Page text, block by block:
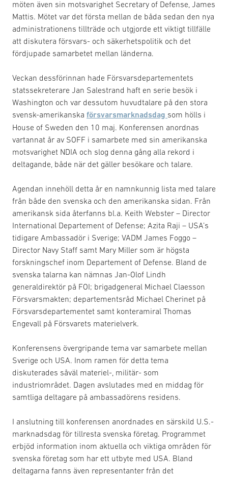
möten även sin motsvarighet Secretary of Defense, James
Mattis. Mötet var det första mellan de båda sedan den nya
administrationens tillträde och utgjorde ett viktigt tillfälle
att diskutera försvars- och säkerhetspolitik och det
fördjupade samarbetet mellan länderna.
Veckan dessförinnan hade Försvarsdepartementets
statssekreterare Jan Salestrand haft en serie besök i
Washington och var dessutom huvudtalare på den stora
svensk-amerikanska försvarsmarknadsdag som hölls i
House of Sweden den 10 maj. Konferensen anordnas
vartannat år av SOFF i samarbete med sin amerikanska
motsvarighet NDIA och slog denna gång alla rekord i
deltagande, både när det gäller besökare och talare.
Agendan innehöll detta år en namnkunnig lista med talare
från både den svenska och den amerikanska sidan. Från
amerikansk sida återfanns bl.a. Keith Webster – Director
International Departement of Defense; Azita Raji – USA’s
tidigare Ambassadör i Sverige; VADM James Foggo –
Director Navy Staff samt Mary Miller som är högsta
forskningschef inom Departement of Defense. Bland de
svenska talarna kan nämnas Jan-Olof Lindh
generaldirektör på FOI; brigadgeneral Michael Claesson
Försvarsmakten; departementsråd Michael Cherinet på
Försvarsdepartementet samt konteramiral Thomas
Engevall på Försvarets materielverk.
Konferensens övergripande tema var samarbete mellan
Sverige och USA. Inom ramen för detta tema
diskuterades såväl materiel-, militär- som
industriområdet. Dagen avslutades med en middag för
samtliga deltagare på ambassadörens residens.
I anslutning till konferensen anordnades en särskild U.S.-
marknadsdag för tillresta svenska företag. Programmet
erbjöd information inom aktuella och viktiga områden för
svenska företag som har ett utbyte med USA. Bland
deltagarna fanns även representanter från det